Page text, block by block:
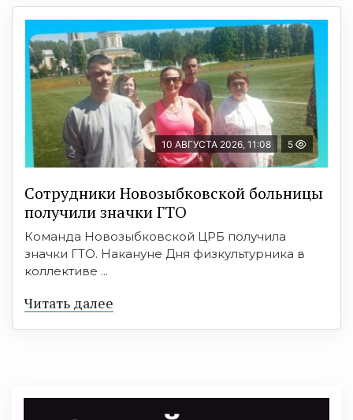
10 АВГУСТА 2026, 11:08 5
Сотрудники Новозыбковской больницы
получили значки ГТО
Команда Новозыбковской ЦРБ получила
значки ГТО. Накануне Дня физкультурника в
коллективе ...
Читать далее